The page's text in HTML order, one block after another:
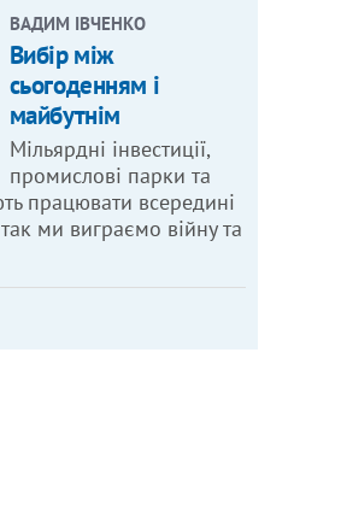
ВАДИМ ІВЧЕНКО
Вибір між
сьогоденням і
майбутнім
Мільярдні інвестиції,
промислові парки та
працювати всередині
ми виграємо війну та